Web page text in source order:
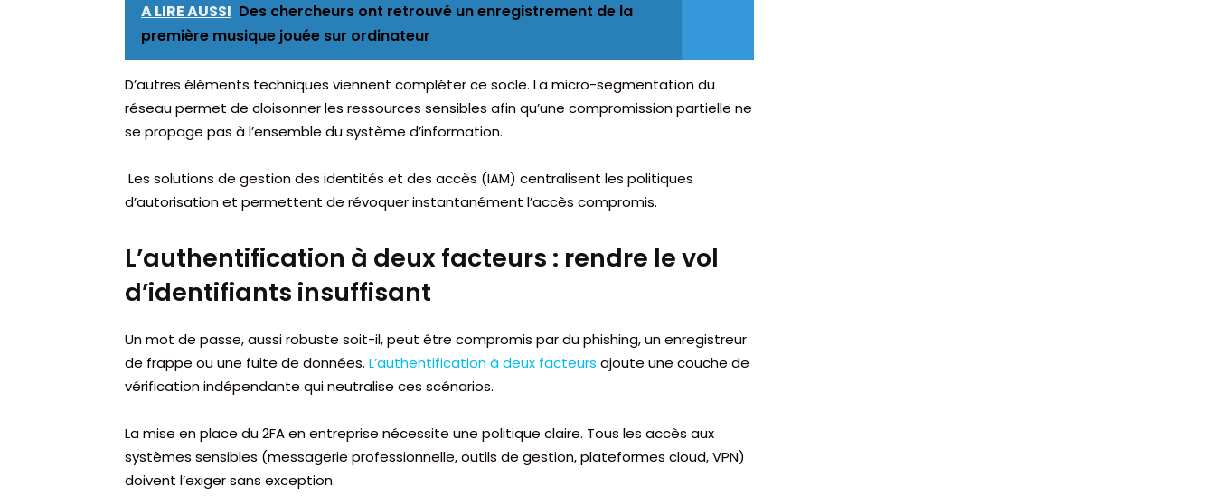
A LIRE AUSSI Des chercheurs ont retrouvé un enregistrement de la
première musique jouée sur ordinateur
D’autres éléments techniques viennent compléter ce socle. La micro-segmentation du
réseau permet de cloisonner les ressources sensibles afin qu’une compromission partielle ne
se propage pas à l’ensemble du système d’information.
Les solutions de gestion des identités et des accès (IAM) centralisent les politiques
d’autorisation et permettent de révoquer instantanément l’accès compromis.
L’authentification à deux facteurs : rendre le vol
d’identifiants insuffisant
Un mot de passe, aussi robuste soit-il, peut être compromis par du phishing, un enregistreur
de frappe ou une fuite de données. L’authentification à deux facteurs ajoute une couche de
vérification indépendante qui neutralise ces scénarios.
La mise en place du 2FA en entreprise nécessite une politique claire. Tous les accès aux
systèmes sensibles (messagerie professionnelle, outils de gestion, plateformes cloud, VPN)
doivent l’exiger sans exception.